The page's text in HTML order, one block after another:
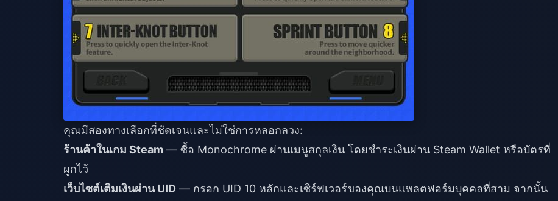
คุณมีสองทางเลือกที่ชัดเจนและไม่ใช่การหลอกลวง:
ร้านค้าในเกม Steam — ซื้อ Monochrome ผ่านเมนูสกุลเงิน โดยชำระเงินผ่าน Steam Wallet หรือบัตรที่
ผูกไว้
เว็บไซต์เติมเงินผ่าน UID — กรอก UID 10 หลักและเซิร์ฟเวอร์ของคุณบนแพลตฟอร์มบุคคลที่สาม จากนั้น